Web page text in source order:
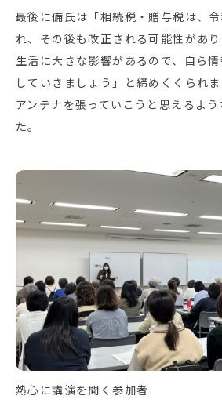
最後に備氏は「相続税・贈与税は、
れ、その後も改正される可能性があ
生活に大きな影響があるので、自ら
していきましょう」と締めくくられ
アンテナを張っていこうと思えるよ
た。
熱心に講演を聞く参加者